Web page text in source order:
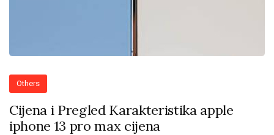
Others
Cijena i Pregled Karakteristika apple
iphone 13 pro max cijena